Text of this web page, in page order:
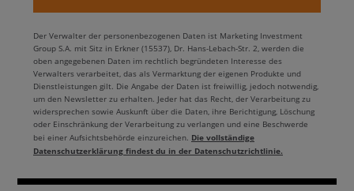
Der Verwalter der personenbezogenen Daten ist Marketing Investment
Group S.A. mit Sitz in Erkner (15537), Dr. Hans-Lebach-Str. 2, werden die
oben angegebenen Daten im rechtlich begründeten Interesse des
Verwalters verarbeitet, das als Vermarktung der eigenen Produkte und
Dienstleistungen gilt. Die Angabe der Daten ist freiwillig, jedoch notwendig,
um den Newsletter zu erhalten. Jeder hat das Recht, der Verarbeitung zu
widersprechen sowie Auskunft über die Daten, ihre Berichtigung, Löschung
oder Einschränkung der Verarbeitung zu verlangen und eine Beschwerde
bei einer Aufsichtsbehörde einzureichen. Die vollständige
Datenschutzerklärung findest du in der Datenschutzrichtlinie.